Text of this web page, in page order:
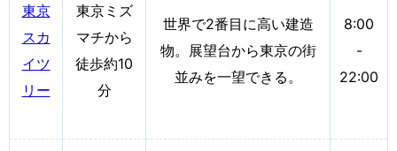
東京
スカ
イツ
リー
東京ミズ
マチから
徒歩約10
分
世界で2番目に高い建造
物。展望台から東京の街
並みを一望できる。
8:00
-
22:00